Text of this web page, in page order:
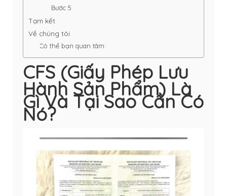
Bước 5
Tạm kết
Về chúng tôi
Có thể bạn quan tâm:
CFS (Giấy Phép Lưu
Hành Sản Phẩm) Là
Gì Và Tại Sao Cần Có
Nó?